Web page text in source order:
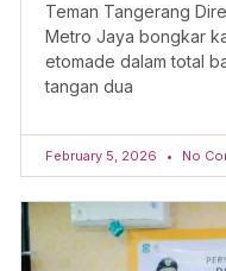
Teman Tangerang
Metro Jaya bongkar
etomade dalam total
tangan dua
February 5, 2026 No